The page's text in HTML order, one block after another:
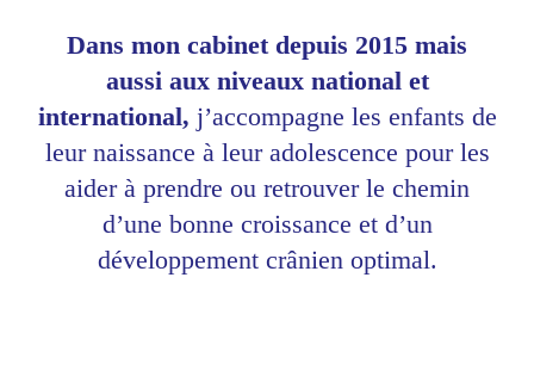
Dans mon cabinet depuis 2015 mais
aussi aux niveaux national et
international, j’accompagne les enfants de
leur naissance à leur adolescence pour les
aider à prendre ou retrouver le chemin
d’une bonne croissance et d’un
développement crânien optimal.